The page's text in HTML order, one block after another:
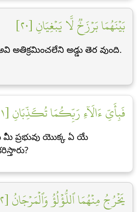
بَيۡنَهُمَا بَرۡزَخٞ لَّا يَبۡغِيَانِ [٢٠]
అతిక్రమించలేని అడ్డు తెర వుంది.
فَبِأَيِّ ءَالَآءِ رَبِّكُمَا تُكَذِّبَانِ [٢١]
మీ ప్రభువు యొక్క ఏ యే
يَخۡرُجُ مِنۡهُمَا ٱللُّؤۡلُؤُ وَٱلۡمَرۡجَانُ [٢٢]